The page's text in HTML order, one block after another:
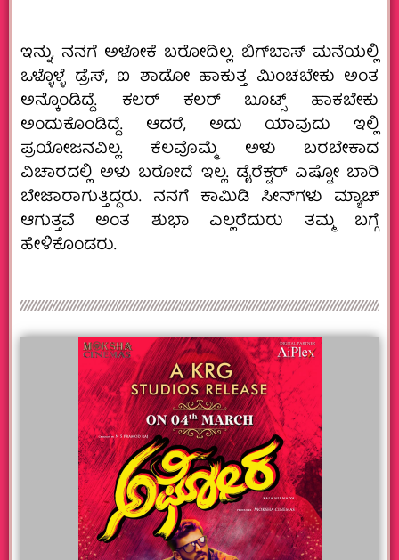
ಇನ್ನು, ನನಗೆ ಅಳೋಕೆ ಬರೋದಿಲ್ಲ. ಬಿಗ್‌ಬಾಸ್ ಮನೆಯಲ್ಲಿ
ಒಳ್ಳೊಳ್ಳೆ ಡ್ರೆಸ್, ಐ ಶಾಡೋ ಹಾಕುತ್ತ ಮಿಂಚಬೇಕು ಅಂತ
ಅನ್ಕೊಂಡಿದ್ದೆ. ಕಲರ್ ಕಲರ್ ಬೂಟ್ಸ್ ಹಾಕಬೇಕು
ಅಂದುಕೊಂಡಿದ್ದೆ.‌ ಆದರೆ, ಅದು ಯಾವುದು ಇಲ್ಲಿ
ಪ್ರಯೋಜನವಿಲ್ಲ. ಕೆಲವೊಮ್ಮೆ ಅಳು ಬರಬೇಕಾದ
ವಿಚಾರದಲ್ಲಿ ಅಳು ಬರೋದೆ ಇಲ್ಲ. ಡೈರೆಕ್ಟರ್ ಎಷ್ಟೋ ಬಾರಿ
ಬೇಜಾರಾಗುತ್ತಿದ್ದರು‌. ನನಗೆ ಕಾಮಿಡಿ ಸೀನ್‌ಗಳು ಮ್ಯಾಚ್
ಆಗುತ್ತವೆ ಅಂತ ಶುಭಾ ಎಲ್ಲರೆದುರು ತಮ್ಮ ಬಗ್ಗೆ
ಹೇಳಿಕೊಂಡರು.